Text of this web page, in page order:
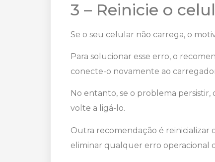
3 – Reinicie o
Se o seu celular não carrega, o
Para solucionar esse erro, o
conecte-o novamente ao
No entanto, se o problema
volte a ligá-lo.
Outra recomendação é reinicializar
eliminar qualquer erro operacional